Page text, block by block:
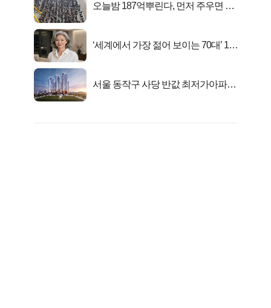
오늘밤 187억뿌린다, 먼저 주우면 최
‘세계에서 가장 젊어 보이는 70대’ 1위
서울 동작구 사당 반값 최저가아파트